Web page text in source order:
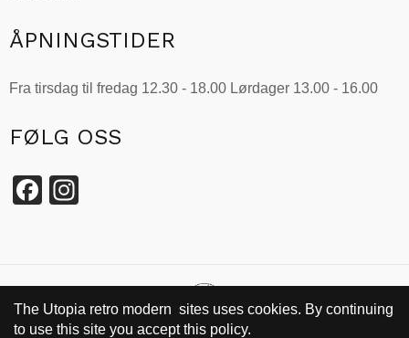
ÅPNINGSTIDER
Fra tirsdag til fredag 12.30 - 18.00 Lørdager 13.00 - 16.00
FØLG OSS
Facebook
The Utopia retro modern sites uses cookies. By continuing
to use this site you accept this policy.